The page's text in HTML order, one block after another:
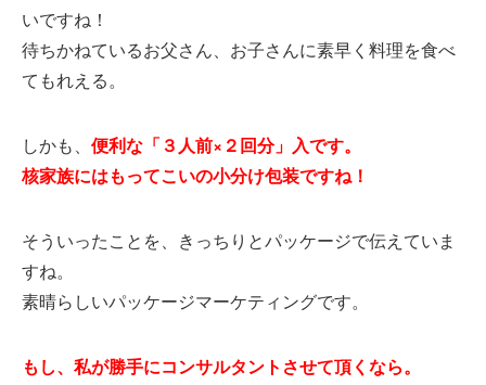
いですね！
待ちかねているお父さん、お子さんに素早く料理を食べ
てもれえる。
しかも、 便利な「３人前×２回分」入です。
核家族にはもってこいの小分け包装ですね！
そういったことを、きっちりとパッケージで伝えていま
すね。
素晴らしいパッケージマーケティングです。
もし、私が勝手にコンサルタントさせて頂くなら。